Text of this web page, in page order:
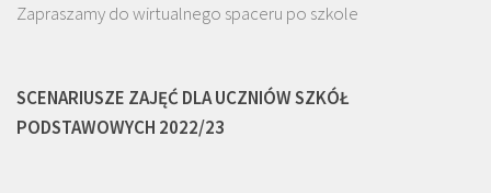
Zapraszamy do wirtualnego spaceru po szkole
SCENARIUSZE ZAJĘĆ DLA UCZNIÓW SZKÓŁ
PODSTAWOWYCH 2022/23